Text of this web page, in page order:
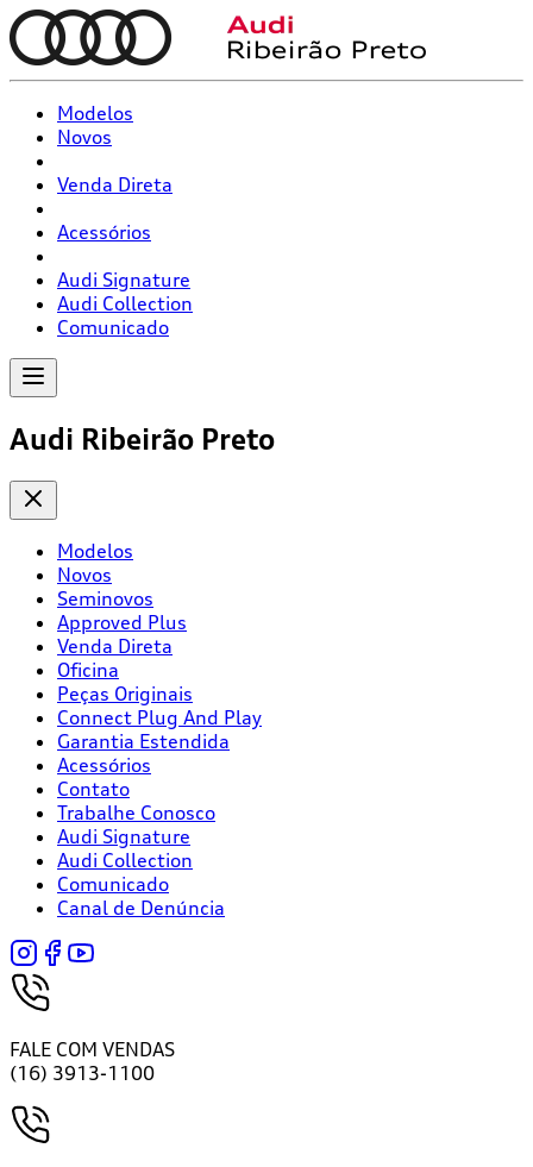
Modelos
Novos
Venda Direta
Acessórios
Audi Signature
Audi Collection
Comunicado
Audi Ribeirão Preto
Modelos
Novos
Seminovos
Approved Plus
Venda Direta
Oficina
Peças Originais
Connect Plug And Play
Garantia Estendida
Acessórios
Contato
Trabalhe Conosco
Audi Signature
Audi Collection
Comunicado
Canal de Denúncia
FALE COM VENDAS
(16) 3913-1100